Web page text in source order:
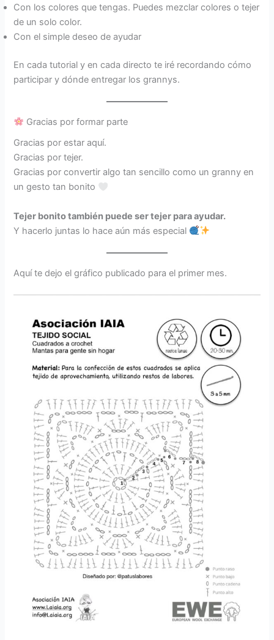
Con los colores que tengas. Puedes mezclar colores o tejer
de un solo color.
Con el simple deseo de ayudar
En cada tutorial y en cada directo te iré recordando cómo
participar y dónde entregar los grannys.
Gracias por formar parte
Gracias por estar aquí.
Gracias por tejer.
Gracias por convertir algo tan sencillo como un granny en
un gesto tan bonito
Tejer bonito también puede ser tejer para ayudar.
Y hacerlo juntas lo hace aún más especial
Aquí te dejo el gráfico publicado para el primer mes.